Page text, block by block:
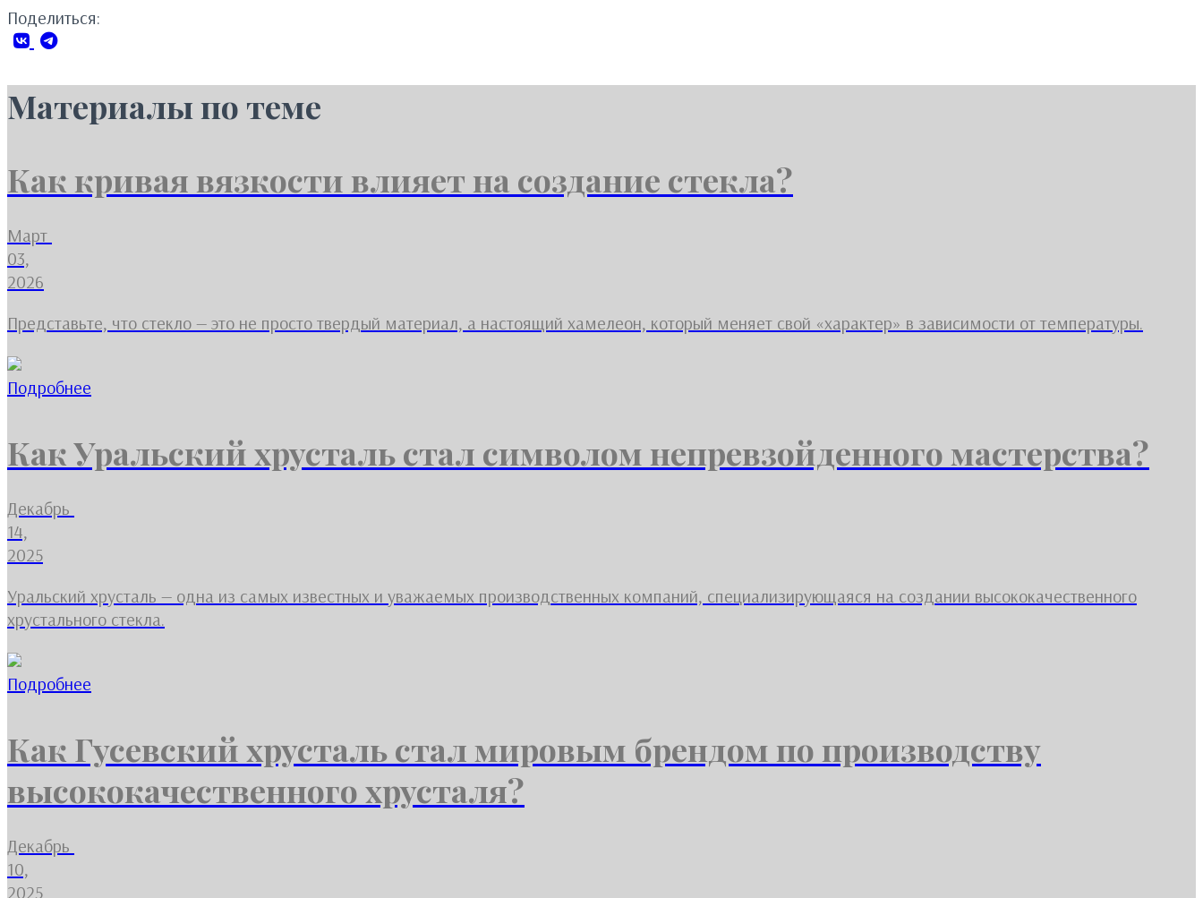
Поделиться:
Материалы по теме
Как кривая вязкости влияет на создание стекла?
Март
03,
2026
Представьте, что стекло — это не просто твердый материал, а настоящий хамелеон, который меняет свой «характер» в зависимости от температуры.
Подробнее
Как Уральский хрусталь стал символом непревзойденного мастерства?
Декабрь
14,
2025
Уральский хрусталь — одна из самых известных и уважаемых производственных компаний, специализирующаяся на создании высококачественного
хрустального стекла.
Подробнее
Как Гусевский хрусталь стал мировым брендом по производству
высококачественного хрусталя?
Декабрь
10,
2025